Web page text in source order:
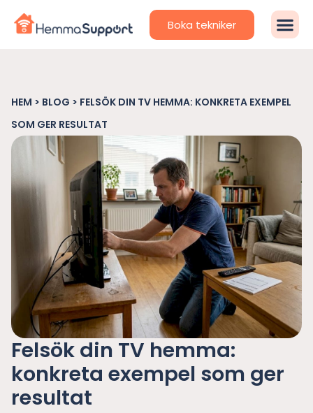
Boka tekniker
HEM > BLOG > FELSÖK DIN TV HEMMA: KONKRETA EXEMPEL
SOM GER RESULTAT
Felsök din TV hemma:
konkreta exempel som ger
resultat